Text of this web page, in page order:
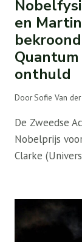
en
onthuld
Door Sofie Van
De Zweedse
Nobelprijs
Clarke